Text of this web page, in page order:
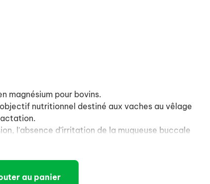
magnésium pour bovins.
nutritionnel destiné aux vaches au vêlage
l'absence d'irritation de la muqueuse buccale
l'appétence et la bonne déglutition du
au panier